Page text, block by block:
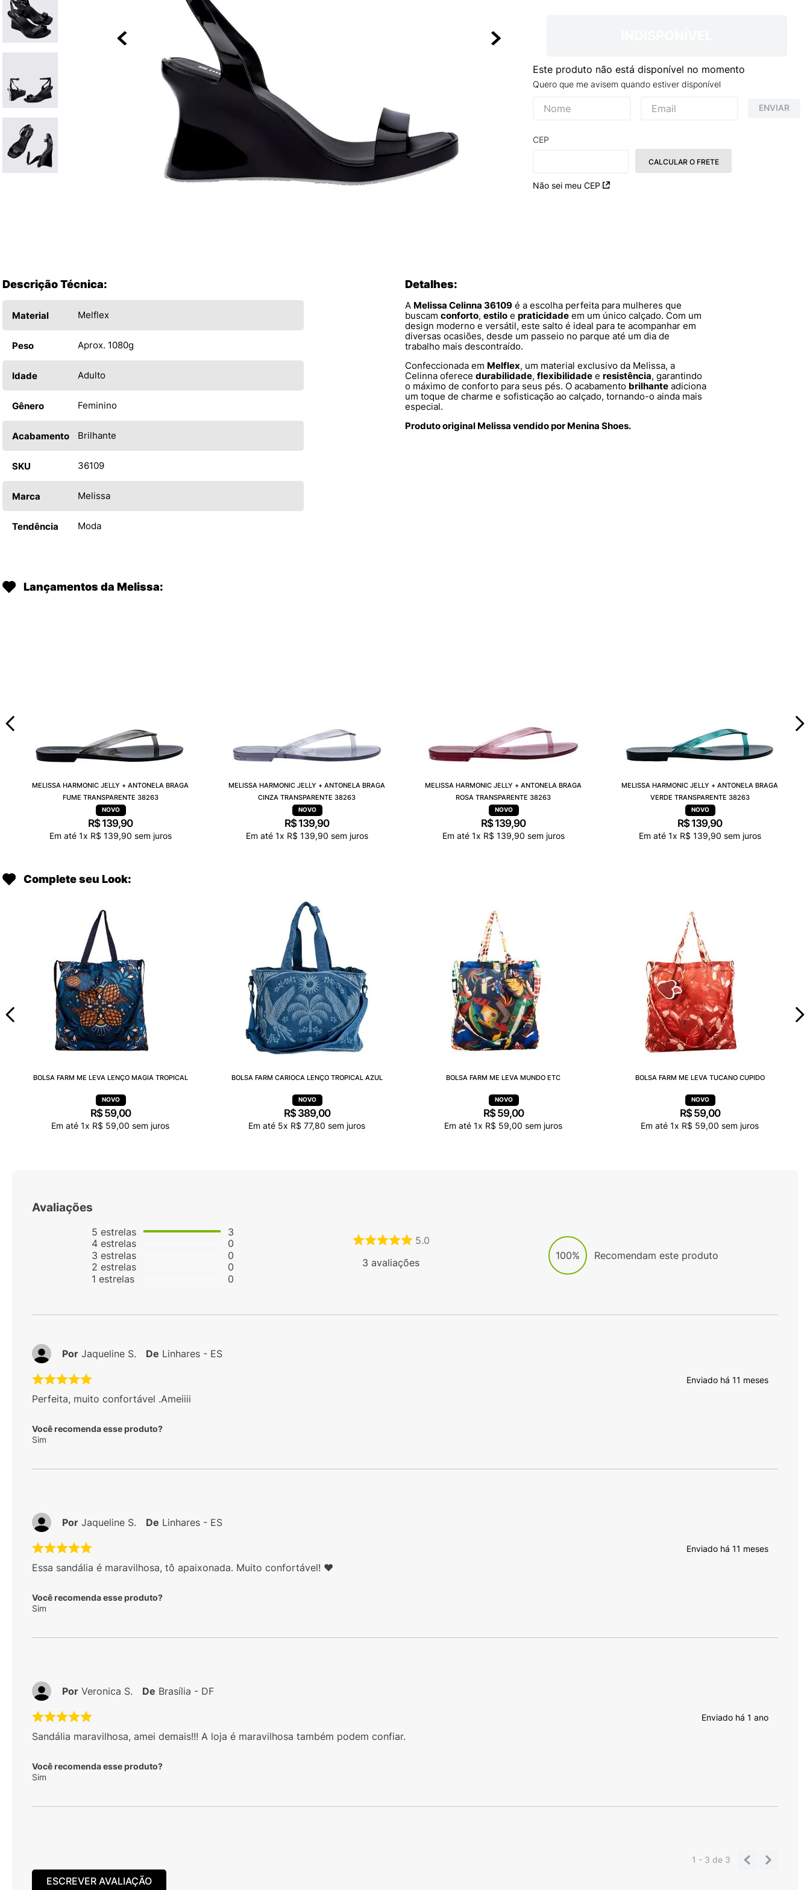
Este produto não está disponível no momento
Quero que me avisem quando estiver disponível
ENVIAR
CEP
Não sei meu CEP
CALCULAR O FRETE
Descrição Técnica:
Material Melflex
Peso Aprox. 1080g
Idade Adulto
Gênero Feminino
Acabamento Brilhante
SKU 36109
Marca Melissa
Tendência Moda
Detalhes:
A Melissa Celinna 36109 é a escolha perfeita para mulheres que
buscam conforto, estilo e praticidade em um único calçado. Com um
design moderno e versátil, este salto é ideal para te acompanhar em
diversas ocasiões, desde um passeio no parque até um dia de
trabalho mais descontraído.
Confeccionada em Melflex, um material exclusivo da Melissa, a
Celinna oferece durabilidade, flexibilidade e resistência, garantindo
o máximo de conforto para seus pés. O acabamento brilhante adiciona
um toque de charme e sofisticação ao calçado, tornando-o ainda mais
especial.
Produto original Melissa vendido por Menina Shoes.
Lançamentos da Melissa:
MELISSA HARMONIC JELLY + ANTONELA BRAGA
FUME TRANSPARENTE 38263
R$ 139,90
Em até 1x R$ 139,90 sem juros
MELISSA HARMONIC JELLY + ANTONELA BRAGA
CINZA TRANSPARENTE 38263
R$ 139,90
Em até 1x R$ 139,90 sem juros
MELISSA HARMONIC JELLY + ANTONELA BRAGA
ROSA TRANSPARENTE 38263
R$ 139,90
Em até 1x R$ 139,90 sem juros
MELISSA HARMONIC JELLY + ANTONELA BRAGA
VERDE TRANSPARENTE 38263
R$ 139,90
Em até 1x R$ 139,90 sem juros
Complete seu Look:
BOLSA FARM ME LEVA LENÇO MAGIA TROPICAL
R$ 59,00
Em até 1x R$ 59,00 sem juros
BOLSA FARM CARIOCA LENÇO TROPICAL AZUL
R$ 389,00
Em até 5x R$ 77,80 sem juros
BOLSA FARM ME LEVA MUNDO ETC
R$ 59,00
Em até 1x R$ 59,00 sem juros
BOLSA FARM ME LEVA TUCANO CUPIDO
R$ 59,00
Em até 1x R$ 59,00 sem juros
Avaliações
5 estrelas
4estrelas
3 estrelas
2 estrelas
1 estrelas
3
0
0
0
0
5.0
3 avaliações
100% Recomendam este produto
Enviado há 11 meses
Perfeita, muito confortável .Ameiiii
Você recomenda esse produto?
Sim
Por Jaqueline S. De Linhares - ES
Enviado há 11 meses
Essa sandália é maravilhosa, tô apaixonada. Muito confortável! ❤️
Você recomenda esse produto?
Sim
Por Jaqueline S. De Linhares - ES
Enviado há 1 ano
Sandália maravilhosa, amei demais!!! A loja é maravilhosa também podem confiar.
Você recomenda esse produto?
Sim
Por Veronica S. De Brasília - DF
1 - 3de 3
ESCREVER AVALIAÇÃO